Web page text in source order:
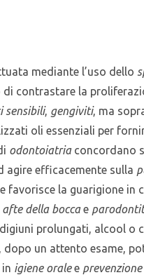
mediante l’uso dello
contrastare la
sensibili, gengiviti, ma
oli essenziali per
odontoiatriaconcordano
efficacemente sulla
favorisce la guarigione in
afte della boccae
prolungati, alcool o
dopo un attento esame,
igiene oralee